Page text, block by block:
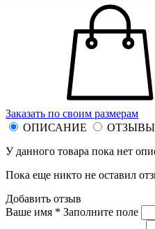
Заказать по своим размерам
ОПИСАНИЕ
ОТЗЫВЫ
У данного товара пока нет
Пока еще никто не оставил
Добавить отзыв
Ваше имя * Заполните поле